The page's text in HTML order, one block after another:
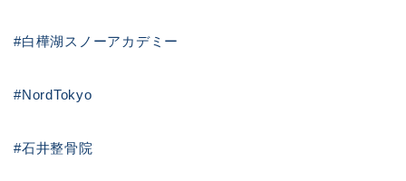
#白樺湖スノーアカデミー
#NordTokyo
#石井整骨院